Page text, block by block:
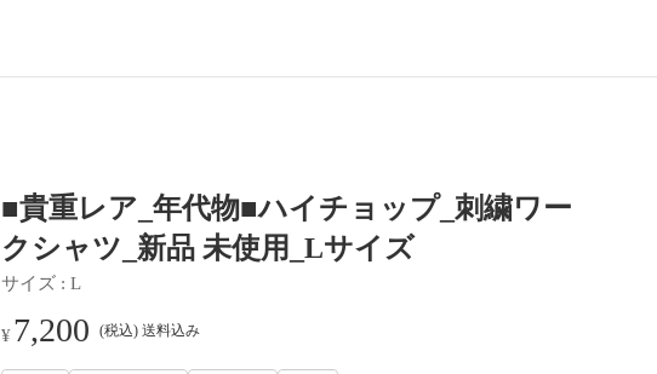
■貴重レア_年代物■ハイチョップ_刺繍ワー
クシャツ_新品 未使用_Lサイズ
サイズ : L
¥ 7,200 (税込) 送料込み